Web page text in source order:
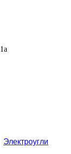
Электроугли